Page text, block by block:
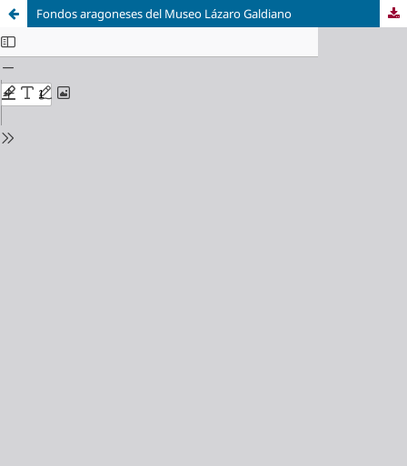
Fondos aragoneses del Museo Lázaro Galdiano